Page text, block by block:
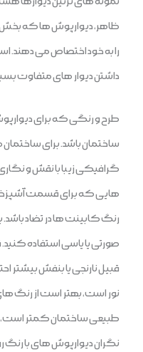
ظاهر، دیوارپوش ها که بخش
را به خود اختصاص می دهند.
داشتن دیوار های متفاوت
طرح و رنگی که برای
ساختمان باشد. برای
گرافیکی زیبا با نقش و
هایی که برای قسمت
رنگ کابینت ها در تضاد
صورتی یا یاسی استفاده
قبیل نارنجی یا بنفش بیشتر
نور است، بهتر است از رنگ
طبیعی ساختمان کمتر است،
نگران دیوارپوش های با رنگ